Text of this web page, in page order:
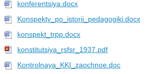
konferentsiya.docx
Konspekty_po_istorii_pedagogiki.docx
konspekt_trpp.docx
konstitutsiya_rsfsr_1937.pdf
Kontrolnaya_KKI_zaochnoe.doc